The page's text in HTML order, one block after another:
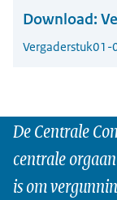
Download:
Vergaderstuk01-
De Centrale
centrale
is om